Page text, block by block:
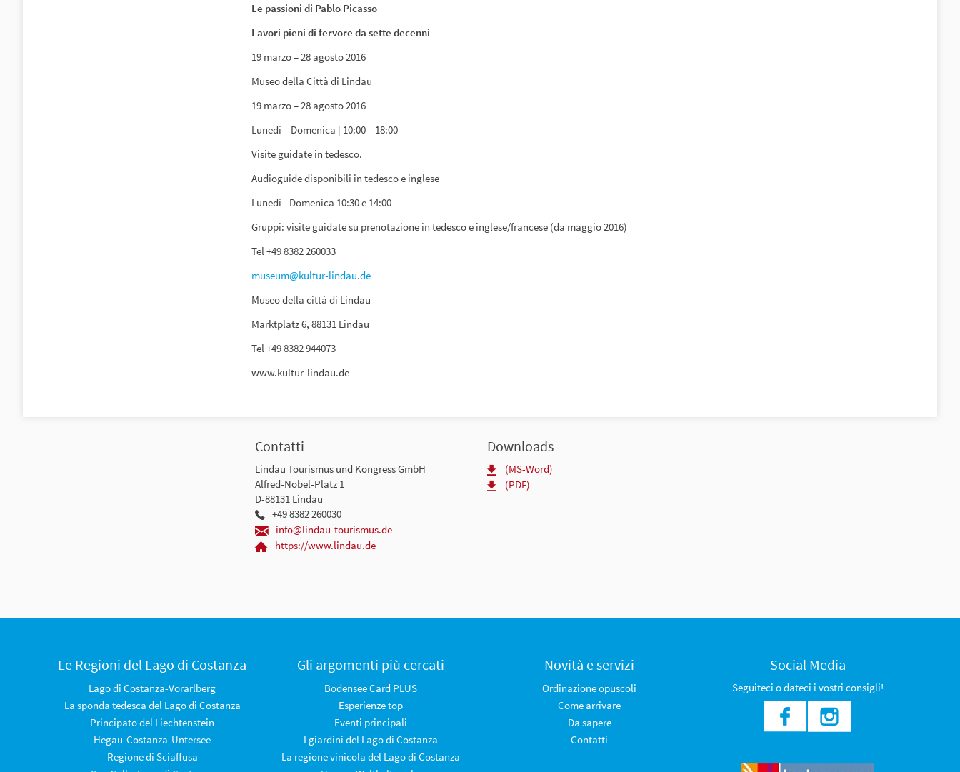
Le passioni di Pablo Picasso
Lavori pieni di fervore da sette decenni
19 marzo – 28 agosto 2016
Museo della Città di Lindau
19 marzo – 28 agosto 2016
Lunedì – Domenica | 10:00 – 18:00
Visite guidate in tedesco.
Audioguide disponibili in tedesco e inglese
Lunedì - Domenica 10:30 e 14:00
Gruppi: visite guidate su prenotazione in tedesco e inglese/francese (da maggio 2016)
Tel +49 8382 260033
museum@kultur-lindau.de
Museo della città di Lindau
Marktplatz 6, 88131 Lindau
Tel +49 8382 944073
www.kultur-lindau.de
Contatti
Lindau Tourismus und Kongress GmbH
Alfred-Nobel-Platz 1
D-88131 Lindau
+49 8382 260030
info@lindau-tourismus.de
https://www.lindau.de
Downloads
(MS-Word)
(PDF)
Le Regioni del Lago di Costanza
Lago di Costanza-Vorarlberg
La sponda tedesca del Lago di Costanza
Principato del Liechtenstein
Hegau-Costanza-Untersee
Regione di Sciaffusa
Gli argomenti più cercati
Bodensee Card PLUS
Esperienze top
Eventi principali
I giardini del Lago di Costanza
La regione vinicola del Lago di Costanza
Novità e servizi
Ordinazione opuscoli
Come arrivare
Da sapere
Contatti
Social Media
Seguiteci o dateci i vostri consigli!